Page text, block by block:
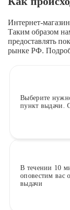
Интернет-
Таким образом
предоставлять
рынке РФ.
Выберите
пункт выдачи.
В течении 10
оповестим вас
выдачи